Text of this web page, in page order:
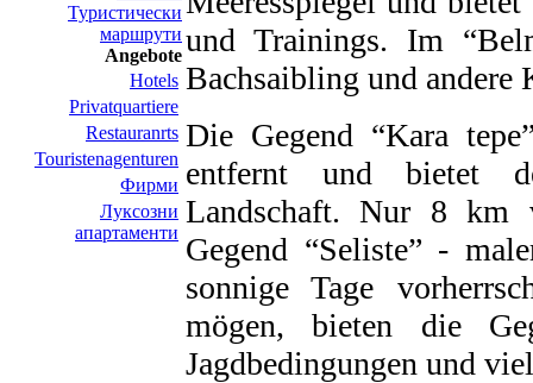
Туристически
маршрути
Angebote
Hotels
Privatquartiere
Restauranrts
Touristenagenturen
Фирми
Луксозни
апартаменти
und Trainings. Im
Bachsaibling und andere
Die Gegend “Kara
entfernt und bietet
Landschaft. Nur 8 km
Gegend “Seliste” -
sonnige Tage
mögen, bieten die
Jagdbedingungen und